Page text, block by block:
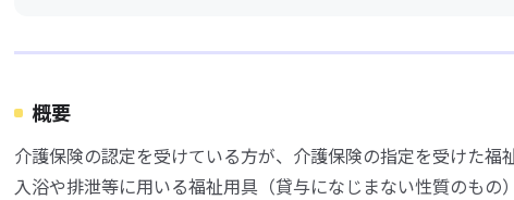
概要
介護保険の認定を受けている方が、介護保険の指定を受けた福
入浴や排泄等に用いる福祉用具（貸与になじまない性質のもの